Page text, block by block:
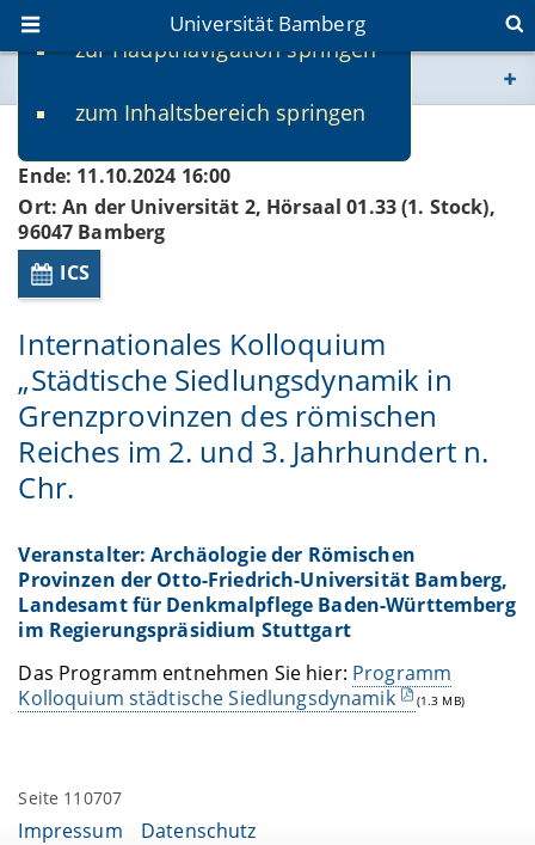
zur Hauptnavigation springen
zum Inhaltsbereich springen
Universität Bamberg
www.uni-bamberg.de
univis.uni-bamberg.de
Ende: 11.10.2024 16:00
Ort: An der Universität 2, Hörsaal 01.33 (1. Stock),
96047 Bamberg
ICS
Internationales Kolloquium
„Städtische Siedlungsdynamik in
Grenzprovinzen des römischen
Reiches im 2. und 3. Jahrhundert n.
Chr.
Veranstalter: Archäologie der Römischen
Provinzen der Otto-Friedrich-Universität Bamberg,
Landesamt für Denkmalpflege Baden-Württemberg
im Regierungspräsidium Stuttgart
Das Programm entnehmen Sie hier: Programm
Kolloquium städtische Siedlungsdynamik
(1.3 MB)
Seite 110707
Impressum Datenschutz